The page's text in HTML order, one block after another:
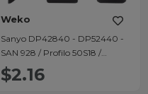
Weko
Sanyo DP42840 - DP52440 -
SAN 928 / Profilo 50S18 /
Selecline LE 32D11T2 /
Nordmende Lcd Tv Kumanda
$2.16